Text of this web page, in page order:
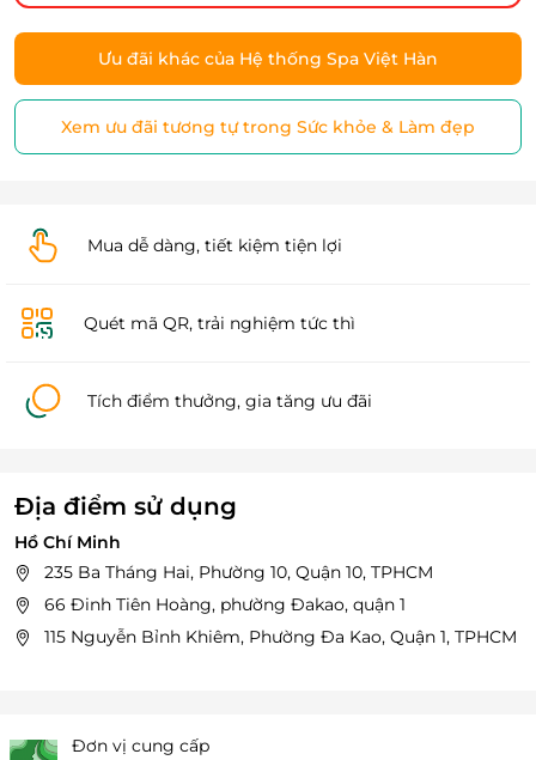
Ưu đãi khác của Hệ thống Spa Việt Hàn
Xem ưu đãi tương tự trong Sức khỏe & Làm đẹp
Mua dễ dàng, tiết kiệm tiện lợi
Quét mã QR, trải nghiệm tức thì
Tích điểm thưởng, gia tăng ưu đãi
Địa điểm sử dụng
Hồ Chí Minh
235 Ba Tháng Hai, Phường 10, Quận 10, TPHCM
66 Đinh Tiên Hoàng, phường Đakao, quận 1
115 Nguyễn Bỉnh Khiêm, Phường Đa Kao, Quận 1, TPHCM
Đơn vị cung cấp